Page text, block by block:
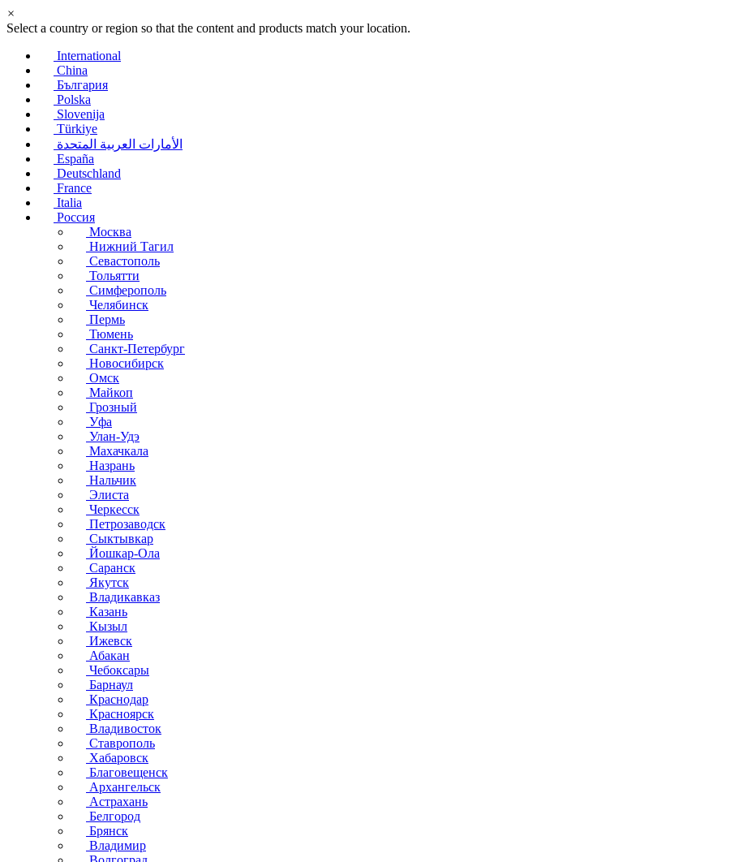
×
Select a country or region so that the content and products match your location.
International
China
България
Polska
Slovenija
Türkiye
الأمارات العربية المتحدة
España
Deutschland
France
Italia
Россия
Москва
Нижний Тагил
Севастополь
Тольятти
Симферополь
Челябинск
Пермь
Тюмень
Санкт-Петербург
Новосибирск
Омск
Майкоп
Грозный
Уфа
Улан-Удэ
Махачкала
Назрань
Нальчик
Элиста
Черкесск
Петрозаводск
Сыктывкар
Йошкар-Ола
Саранск
Якутск
Владикавказ
Казань
Кызыл
Ижевск
Абакан
Чебоксары
Барнаул
Краснодар
Красноярск
Владивосток
Ставрополь
Хабаровск
Благовещенск
Архангельск
Астрахань
Белгород
Брянск
Владимир